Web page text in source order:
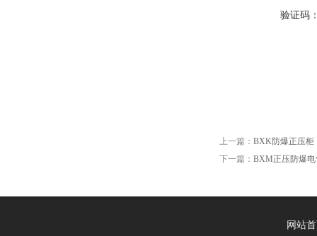
验证码
上一篇： BXK防爆正压柜
下一篇： BXM正压防爆
网站